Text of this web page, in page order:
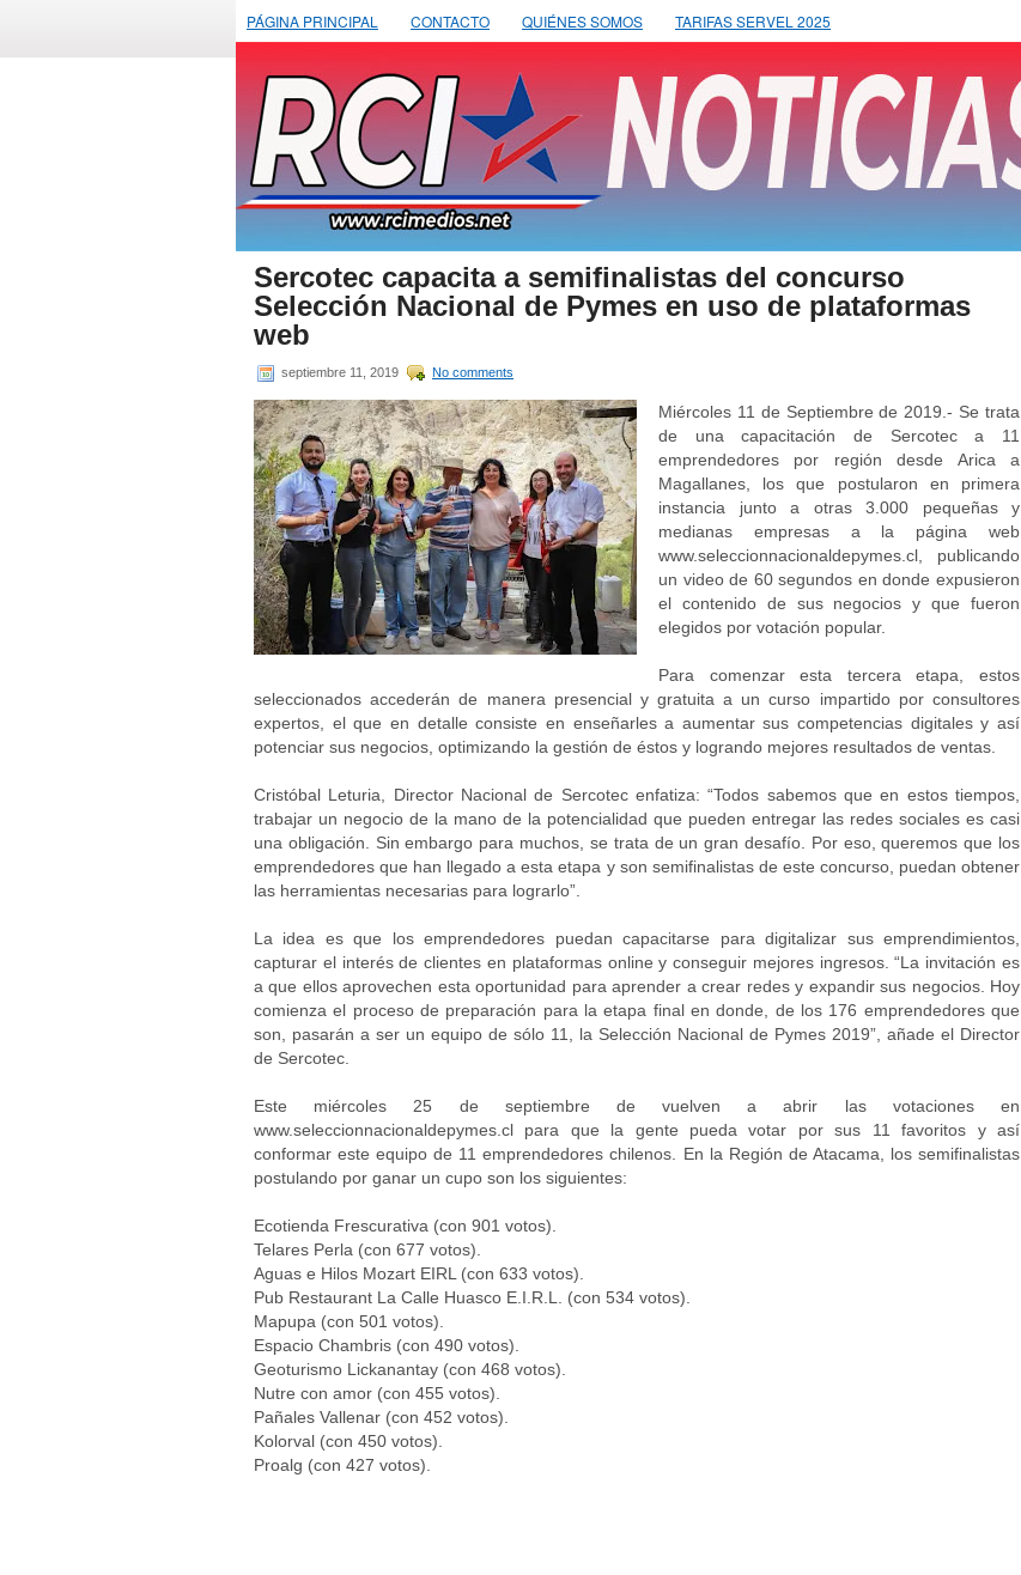
PÁGINA PRINCIPAL CONTACTO QUIÉNES SOMOS TARIFAS SERVEL 2025
Sercotec capacita a semifinalistas del concurso
Selección Nacional de Pymes en uso de plataformas
web
septiembre 11, 2019 No comments
Miércoles 11 de Septiembre de 2019.- Se trata
de una capacitación de Sercotec a 11
emprendedores por región desde Arica a
Magallanes, los que postularon en primera
instancia junto a otras 3.000 pequeñas y
medianas empresas a la página web
www.seleccionnacionaldepymes.cl, publicando
un video de 60 segundos en donde expusieron
el contenido de sus negocios y que fueron
elegidos por votación popular.
Para comenzar esta tercera etapa, estos
seleccionados accederán de manera presencial y gratuita a un curso impartido por consultores
expertos, el que en detalle consiste en enseñarles a aumentar sus competencias digitales y así
potenciar sus negocios, optimizando la gestión de éstos y logrando mejores resultados de ventas.
Cristóbal Leturia, Director Nacional de Sercotec enfatiza: “Todos sabemos que en estos tiempos,
trabajar un negocio de la mano de la potencialidad que pueden entregar las redes sociales es casi
una obligación. Sin embargo para muchos, se trata de un gran desafío. Por eso, queremos que los
emprendedores que han llegado a esta etapa y son semifinalistas de este concurso, puedan obtener
las herramientas necesarias para lograrlo”.
La idea es que los emprendedores puedan capacitarse para digitalizar sus emprendimientos,
capturar el interés de clientes en plataformas online y conseguir mejores ingresos. “La invitación es
a que ellos aprovechen esta oportunidad para aprender a crear redes y expandir sus negocios. Hoy
comienza el proceso de preparación para la etapa final en donde, de los 176 emprendedores que
son, pasarán a ser un equipo de sólo 11, la Selección Nacional de Pymes 2019”, añade el Director
de Sercotec.
Este miércoles 25 de septiembre de vuelven a abrir las votaciones en
www.seleccionnacionaldepymes.cl para que la gente pueda votar por sus 11 favoritos y así
conformar este equipo de 11 emprendedores chilenos. En la Región de Atacama, los semifinalistas
postulando por ganar un cupo son los siguientes:
Ecotienda Frescurativa (con 901 votos).
Telares Perla (con 677 votos).
Aguas e Hilos Mozart EIRL (con 633 votos).
Pub Restaurant La Calle Huasco E.I.R.L. (con 534 votos).
Mapupa (con 501 votos).
Espacio Chambris (con 490 votos).
Geoturismo Lickanantay (con 468 votos).
Nutre con amor (con 455 votos).
Pañales Vallenar (con 452 votos).
Kolorval (con 450 votos).
Proalg (con 427 votos).